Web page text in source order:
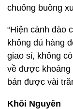
chuông buông
“Hiện cành đào
không đủ hàng
giao sỉ, không
về được khoảng
bán được vài
Khôi Nguyên